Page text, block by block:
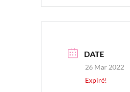
DATE
26 Mar 2022
Expiré!